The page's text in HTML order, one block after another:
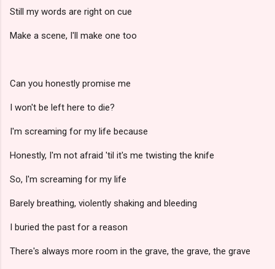
Still my words are right on cue
Make a scene, I'll make one too
Can you honestly promise me
I won't be left here to die?
I'm screaming for my life because
Honestly, I'm not afraid 'til it's me twisting the knife
So, I'm screaming for my life
Barely breathing, violently shaking and bleeding
I buried the past for a reason
There's always more room in the grave, the grave, the grave